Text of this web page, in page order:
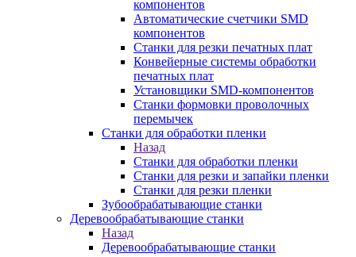
компонентов
Автоматические счетчики SMD
компонентов
Станки для резки печатных плат
Конвейерные системы обработки
печатных плат
Установщики SMD-компонентов
Станки формовки проволочных
перемычек
Станки для обработки пленки
Назад
Станки для обработки пленки
Станки для резки и запайки пленки
Станки для резки пленки
Зубообрабатывающие станки
Деревообрабатывающие станки
Назад
Деревообрабатывающие станки